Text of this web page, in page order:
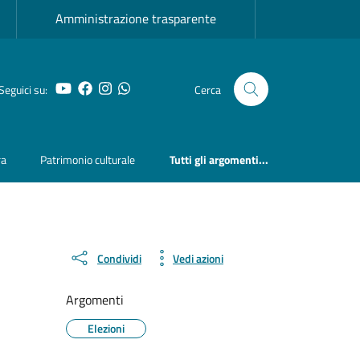
Amministrazione trasparente
su: YouTube
Facebook
Instagram
Whatsapp Cerca
Patrimonio culturale Tutti gli argomenti...
Condividi Vedi azioni
Argomenti
Elezioni